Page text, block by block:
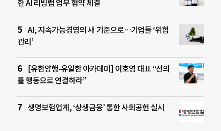
한 AI 리빙랩 업무 협약 체결
AI, 지속가능경영의 새 기준으로…기업들 ‘위험
관리’
[유한양행-유일한 아카데미] 이호영 대표 “선의
를 행동으로 연결하라”
생명보험업계, ‘상생금융’ 통한 사회공헌 실시